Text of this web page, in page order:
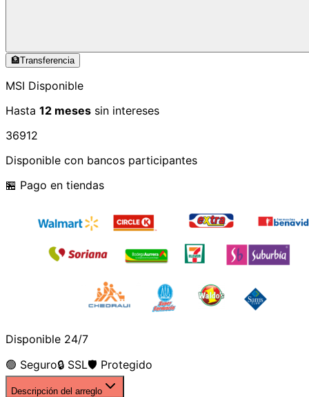
🏦Transferencia
MSI Disponible
Hasta 12 meses sin intereses
36912
Disponible con bancos participantes
🏪 Pago en tiendas
Disponible 24/7
🟢 Seguro🔒 SSL🛡️ Protegido
Descripción del arreglo